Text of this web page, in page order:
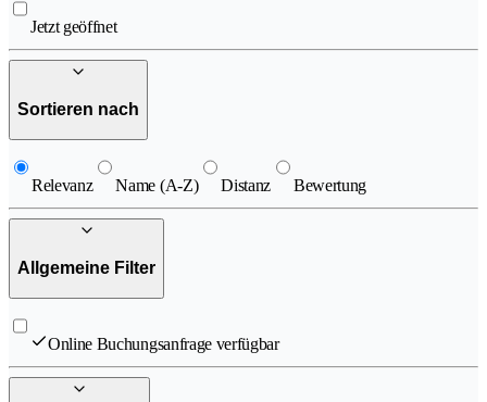
Jetzt geöffnet
Sortieren nach
Relevanz Name (A-Z) Distanz Bewertung
Allgemeine Filter
Online Buchungsanfrage verfügbar